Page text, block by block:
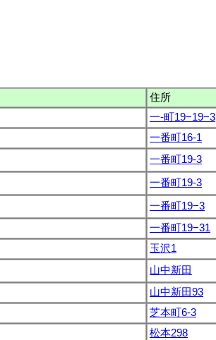
住所
一-町19−19−3
一番町16-1
一番町19-3
一番町19-3
一番町19−3
一番町19−31
玉沢1
山中新田
山中新田93
芝本町6-3
松本298